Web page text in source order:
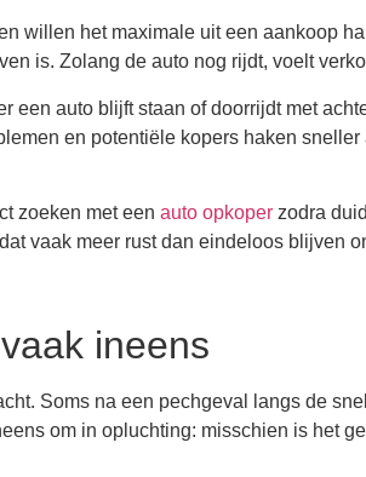
willen het maximale uit een aankoop
is. Zolang de auto nog rijdt, voelt
auto blijft staan of doorrijdt met
en potentiële kopers haken sneller
zoeken met een auto opkoper zodra
vaak meer rust dan eindeloos blijven
ineens
Soms na een pechgeval langs de
om in opluchting: misschien is het